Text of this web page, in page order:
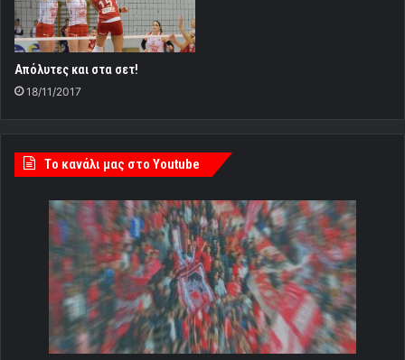
Απόλυτες και στα σετ!
18/11/2017
Tο κανάλι μας στο Youtube